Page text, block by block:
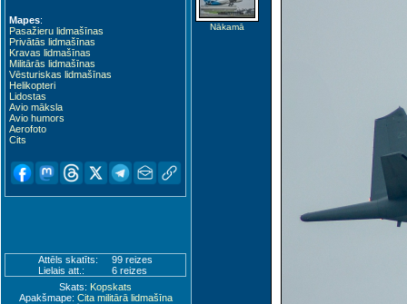
Mapes:
Pasažieru lidmašīnas
Privātās lidmašīnas
Kravas lidmašīnas
Militārās lidmašīnas
Vēsturiskas lidmašīnas
Helikopteri
Lidostas
Avio māksla
Avio humors
Aerofoto
Cits
Attēls skatīts:
99 reizes
Lielais att.:
6 reizes
Skats: Kopskats
Apakšmape: Cita militārā lidmašīna
Nākamā